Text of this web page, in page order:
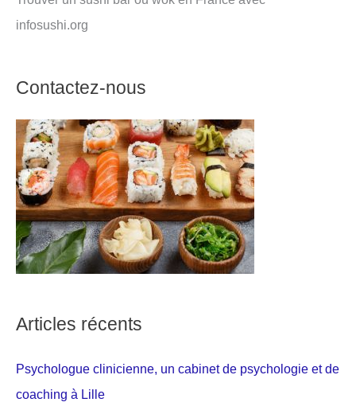
infosushi.org
Contactez-nous
Articles récents
Psychologue clinicienne, un cabinet de psychologie et de
coaching à Lille